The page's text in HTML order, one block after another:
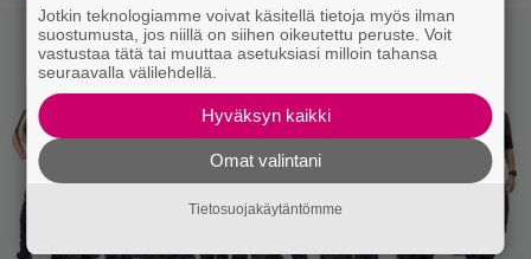
Jotkin teknologiamme voivat käsitellä tietoja myös ilman
suostumusta, jos niillä on siihen oikeutettu peruste. Voit
vastustaa tätä tai muuttaa asetuksiasi milloin tahansa
seuraavalla välilehdellä.
Hyväksyn kaikki
Omat valintani
Tietosuojakäytäntömme